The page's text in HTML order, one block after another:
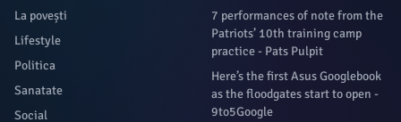
La povești
Lifestyle
Politica
Sanatate
Social
7 performances of note from the
Patriots’ 10th training camp
practice - Pats Pulpit
Here’s the first Asus Googlebook
as the floodgates start to open -
9to5Google